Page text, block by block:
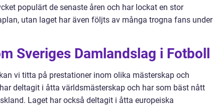
populärt de senaste åren och har lockat en stor
utan laget har även följts av många trogna fans under
Sveriges Damlandslag i Fotboll
vi titta på prestationer inom olika mästerskap och
deltagit i åtta världsmästerskap och har som bäst nått
Laget har också deltagit i åtta europeiska